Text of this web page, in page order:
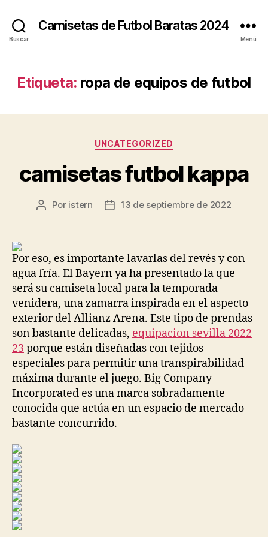
Buscar
Camisetas de Futbol Baratas 2024
Menú
Etiqueta: ropa de equipos de futbol
Categorías
UNCATEGORIZED
camisetas futbol kappa
Autor
Por istern
Fecha13 de septiembre de 2022
Por eso, es importante lavarlas del revés y con
agua fría. El Bayern ya ha presentado la que
será su camiseta local para la temporada
venidera, una zamarra inspirada en el aspecto
exterior del Allianz Arena. Este tipo de prendas
son bastante delicadas, equipacion sevilla 2022
23 porque están diseñadas con tejidos
especiales para permitir una transpirabilidad
máxima durante el juego. Big Company
Incorporated es una marca sobradamente
conocida que actúa en un espacio de mercado
bastante concurrido.